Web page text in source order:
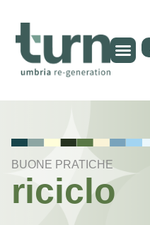
BUONE PRATICHE
riciclo